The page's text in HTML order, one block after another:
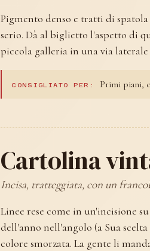
Pigmento denso e tratti di
serio. Dà al biglietto l'aspetto di
piccola galleria in una via
CONSIGLIATO PER: Primi piani,
Cartolina
Incisa, tratteggiata, con un
Linee rese come in un'incisione
dell'anno nell'angolo (a Sua scelta
colore smorzata. La gente li